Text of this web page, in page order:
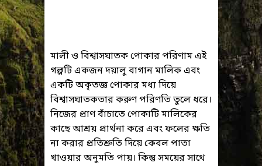
মালী ও বিশ্বাসঘাতক পোকার পরিণাম এই
গল্পটি একজন দয়ালু বাগান মালিক এবং
একটি অকৃতজ্ঞ পোকার মধ্য দিয়ে
বিশ্বাসঘাতকতার করুণ পরিণতি তুলে ধরে।
নিজের প্রাণ বাঁচাতে পোকাটি মালিকের
কাছে আশ্রয় প্রার্থনা করে এবং ফলের ক্ষতি
না করার প্রতিশ্রুতি দিয়ে কেবল পাতা
খাওয়ার অনুমতি পায়। কিন্তু সময়ের সাথে